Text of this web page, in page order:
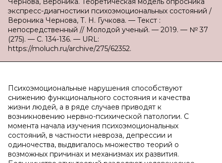
экспресс-диагностики психоэмоциональных состояний /
Вероника Чернова, Т. Н. Гучкова. — Текст :
непосредственный // Молодой ученый. — 2019. — № 37
(275). — С. 134-136. — URL:
https://moluch.ru/archive/275/62352.
Психоэмоциональные нарушения способствуют
снижению функционального состояния и качества
жизни людей, а в ряде случаев приводят к
возникновению нервно-психической патологии. С
момента начала изучения психоэмоциональных
состояний, в частности невроза, депрессии и
одиночества, выдвигалось множество теорий о
возможных причинах и механизмах их развития.